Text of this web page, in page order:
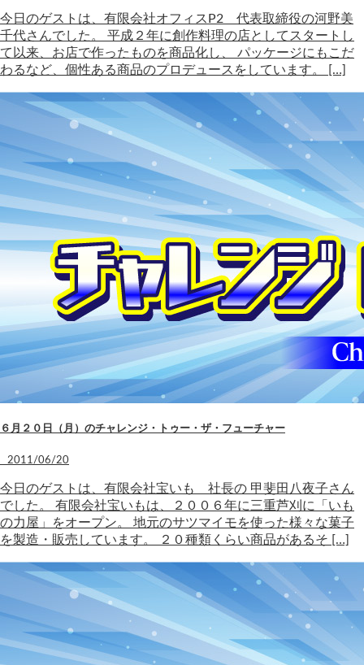
今日のゲストは、有限会社オフィスP2 代表取締役の河野美
千代さんでした。 平成２年に創作料理の店としてスタートし
て以来、お店で作ったものを商品化し、 パッケージにもこだ
わるなど、個性ある商品のプロデュースをしています。 […]
６月２０日（月）のチャレンジ・トゥー・ザ・フューチャー
2011/06/20
今日のゲストは、有限会社宝いも 社長の 甲斐田八夜子さん
でした。 有限会社宝いもは、２００６年に三重芦刈に「いも
の力屋」をオープン。 地元のサツマイモを使った様々な菓子
を製造・販売しています。 ２０種類くらい商品があるそ […]